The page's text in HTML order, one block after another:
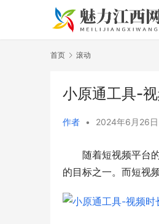
首页 滚动
小原通工具-
作者 • 2024年6月26
随着短视频平台
的目标之一。而短视